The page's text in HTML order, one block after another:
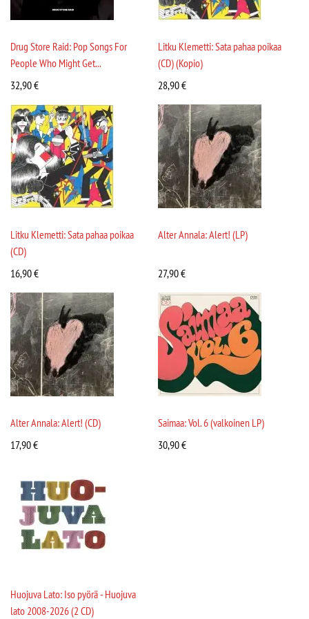
Drug Store Raid: Pop Songs For
People Who Might Get...
32,90€
Litku Klemetti: Sata pahaa poikaa
(CD) (Kopio)
28,90€
Litku Klemetti: Sata pahaa poikaa
(CD)
16,90€
Alter Annala: Alert! (LP)
27,90€
Alter Annala: Alert! (CD)
17,90€
Saimaa: Vol. 6 (valkoinen LP)
30,90€
Huojuva Lato: Iso pyörä - Huojuva
lato 2008-2026 (2 CD)